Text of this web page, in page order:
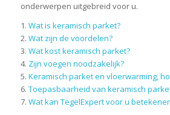
onderwerpen uitgebreid voor u.
1. Wat is keramisch parket?
2. Wat zijn de voordelen?
3. Wat kost keramisch parket?
4. Zijn voegen noodzakelijk?
5. Keramisch parket en vloerwarming,
6. Toepasbaarheid van keramisch
7. Wat kan TegelExpert voor u